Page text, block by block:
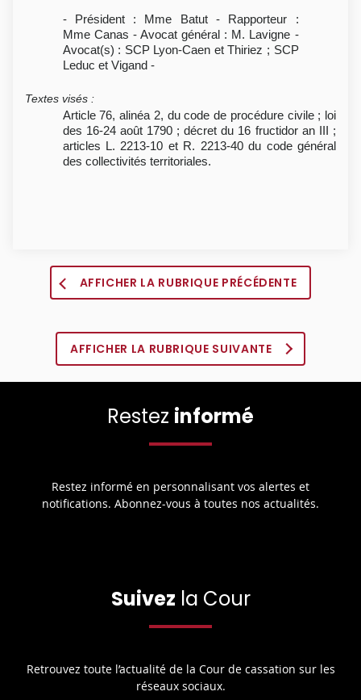
- Président : Mme Batut - Rapporteur :
Mme Canas - Avocat général : M. Lavigne -
Avocat(s) : SCP Lyon-Caen et Thiriez ; SCP
Leduc et Vigand -
Textes visés :
Article 76, alinéa 2, du code de procédure civile ; loi
des 16-24 août 1790 ; décret du 16 fructidor an III ;
articles L. 2213-10 et R. 2213-40 du code général
des collectivités territoriales.
AFFICHER LA RUBRIQUE PRÉCÉDENTE
AFFICHER LA RUBRIQUE SUIVANTE
Restez informé
Restez informé en personnalisant vos alertes et
notifications. Abonnez-vous à toutes nos actualités.
Suivez la Cour
Retrouvez toute l’actualité de la Cour de cassation sur les
réseaux sociaux.